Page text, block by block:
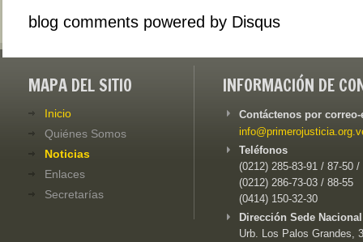
blog comments powered by Disqus
MAPA DEL SITIO
Inicio
Quiénes Somos
Noticias
Enlaces
Secretarías
INFORMACIÓN DE
Contáctenos por
Teléfonos
(0212) 285-83-91 / 87-50 /
(0212) 286-73-03 / 88-55
(0414) 150-32-30
Dirección Sede
Urb. Los Palos Grandes,